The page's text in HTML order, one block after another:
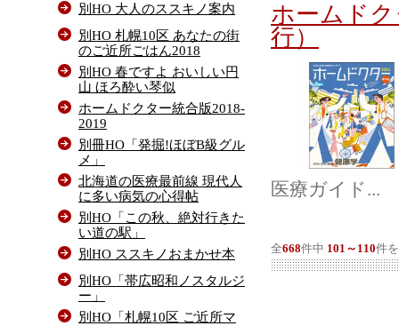
ホームド
行）
医療ガイド...
全668件中 101～110件
別HO 大人のススキノ案内
別HO 札幌10区 あなたの街
のご近所ごはん2018
別HO 春ですよ おいしい円
山 ほろ酔い琴似
ホームドクター統合版2018-
2019
別冊HO「発掘!ほぼB級グル
メ」
北海道の医療最前線 現代人
に多い病気の心得帖
別HO「この秋、絶対行きた
い道の駅」
別HO ススキノおまかせ本
別HO「帯広昭和ノスタルジ
ー」
別HO「札幌10区 ご近所マ